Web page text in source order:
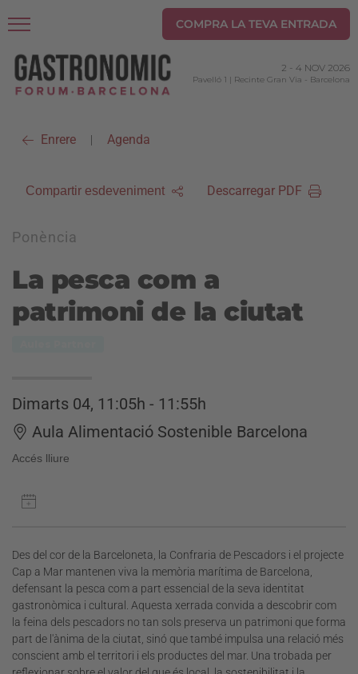
COMPRA LA TEVA ENTRADA
2 - 4 NOV 2026
Pavelló 1 | Recinte Gran Via - Barcelona
Enrere | Agenda
Compartir esdeveniment Descarregar PDF
Ponència
La pesca com a
patrimoni de la ciutat
Dimarts 04, 11:05h - 11:55h
Aula Alimentació Sostenible Barcelona
Accés lliure
Des del cor de la Barceloneta, la Confraria de Pescadors i el projecte
Cap a Mar mantenen viva la memòria marítima de Barcelona,
defensant la pesca com a part essencial de la seva identitat
gastronòmica i cultural. Aquesta xerrada convida a descobrir com
la feina dels pescadors no tan sols preserva un patrimoni que forma
part de l'ànima de la ciutat, sinó que també impulsa una relació més
conscient amb el territori i els productes del mar. Una trobada per